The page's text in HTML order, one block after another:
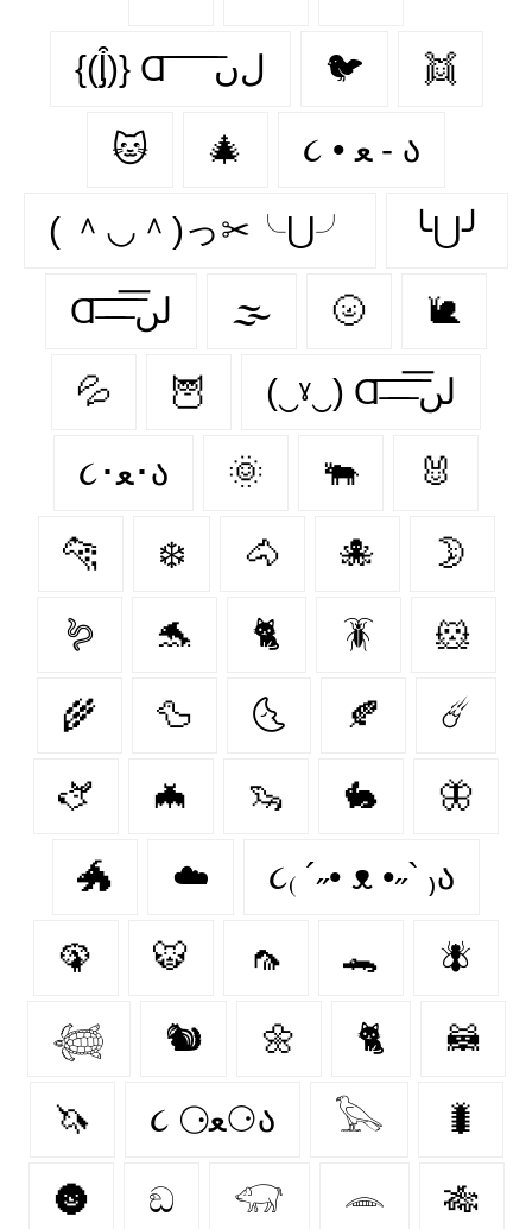
{(ᶅ͒)} Ɑ͞ ͞ ͞ ͞ ͞ ﻝﮞ 🐦‍ 👯‍
🐱 🎄 ૮ • ﻌ - ა
( ＾◡＾)っ✂╰⋃╯ ╰⋃╯
Ɑ͞ ̶͞ ̶͞ ̶͞ لں͞ 🌫️ 🌝 🐌
💦 🦉 (‿ˠ‿) Ɑ͞ ̶͞ ̶͞ ̶͞ لں͞
૮･ﻌ･ა 🌞 🐃 🐰
🐆 ❄️ 🐴 🐙 🌛
🪱 🐬 🐈 🪳 🐹
🌾 🦆 🌜 🍂 ☄️
🫏 🦇 🦦 🐇 🦋
🐲 ☁️ ૮₍ ´˶• ᴥ •˶` ₎ა
🦚 🐯 🦟 🐊 🪰
𓆉 🐿️ 🌼 🐈‍ 🦝
🦄 ૮ ⚆ﻌ⚆ა 𓅂 🐛
🌚 ඞ 𓃟 𓂎 🎋